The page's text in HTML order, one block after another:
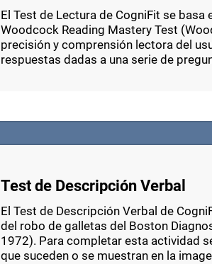
El Test de Lectura de CogniFit se
Woodcock Reading Mastery Test
precisión y comprensión lectora del
respuestas dadas a una serie de
Test de Descripción Verbal
El Test de Descripción Verbal de
del robo de galletas del Boston
1972). Para completar esta actividad
que suceden o se muestran en la